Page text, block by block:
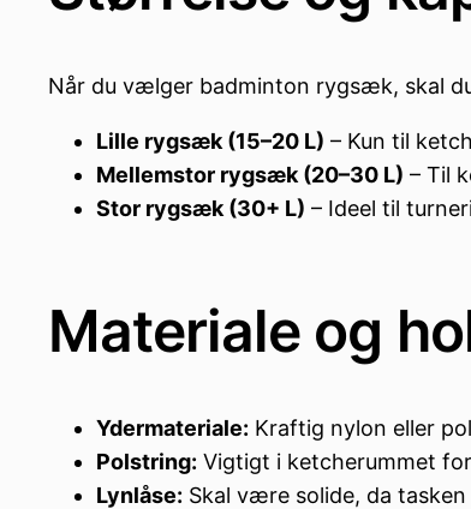
Når du vælger badminton rygsæk, skal
Lille rygsæk (15–20 L) – Kun til
Mellemstor rygsæk (20–30 L) – Til
Stor rygsæk (30+ L) – Ideel til
Materiale og
Ydermateriale: Kraftig nylon eller
Polstring: Vigtigt i ketcherummet
Lynlåse: Skal være solide, da